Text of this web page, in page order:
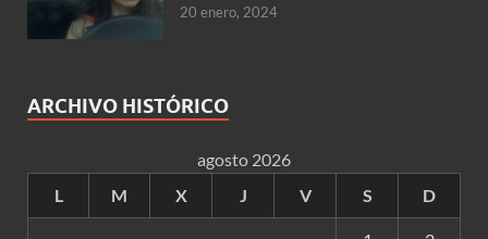
20 enero, 2024
ARCHIVO HISTÓRICO
agosto 2026
L
M X J V S D